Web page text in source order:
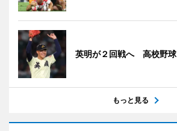
英明が２回戦へ 高校野球
もっと見る